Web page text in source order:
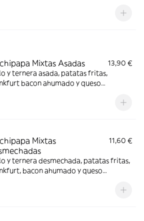
Mixtas Asadas
13,90 €
y ternera asada, patatas fritas,
bacon ahumado y queso
Mixtas
11,60 €
y ternera desmechada, patatas fritas,
bacon ahumado y queso